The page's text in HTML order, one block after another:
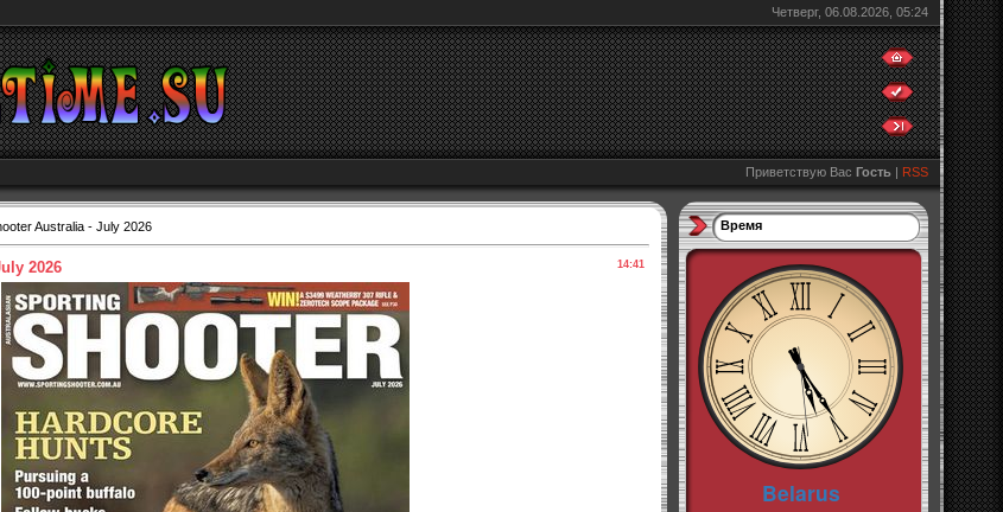
Четверг, 06.08.2026, 05:24
Приветствую Вас Гость | RSS
Australia - July 2026
14:41
2026
Время